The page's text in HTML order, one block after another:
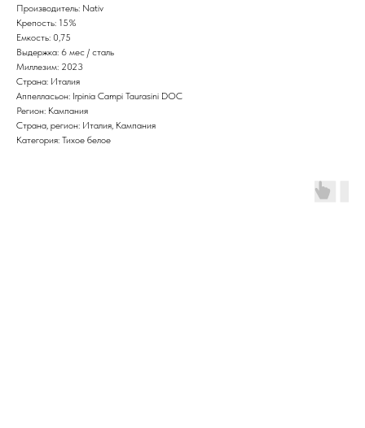
Производитель: Nativ
Крепость: 15%
Емкость: 0,75
Выдержка: 6 мес / сталь
Миллезим: 2023
Страна: Италия
Аппелласьон: Irpinia Campi Taurasini DOC
Регион: Кампания
Страна, регион: Италия, Кампания
Категория: Тихое белое